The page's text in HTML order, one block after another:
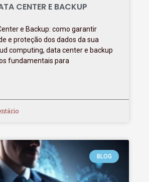
CENTER E BACKUP
e Backup: como garantir
e proteção dos dados da sua
computing, data center e backup
fundamentais para
BLOG